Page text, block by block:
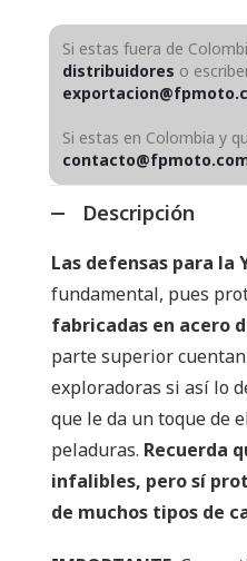
Si estas fuera de
distribuidores o
Si estas en Colombia y
Descripción
Las defensas para la
fundamental, pues
fabricadas en acero
parte superior
exploradoras si así lo
que le da un toque de
peladuras. Recuerda
infalibles, pero sí
de muchos tipos de